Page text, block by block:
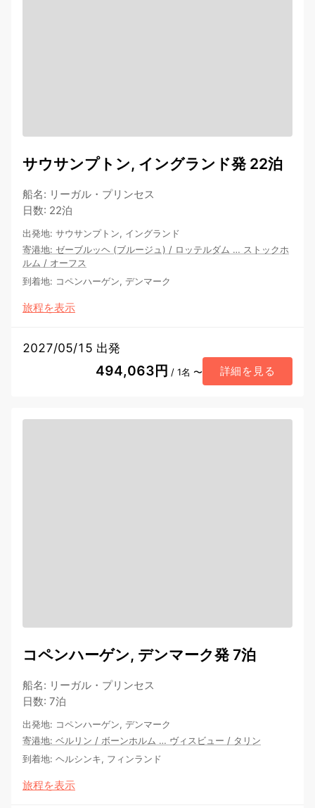
サウサンプトン, イングランド発 22泊
船名: リーガル・プリンセス
日数: 22泊
出発地: サウサンプトン, イングランド
寄港地: ゼーブルッヘ (ブルージュ) / ロッテルダム … ストックホ
ルム / オーフス
到着地: コペンハーゲン, デンマーク
旅程を表示
2027/05/15 出発
494,063円 / 1名 〜 詳細を見る
コペンハーゲン, デンマーク発 7泊
船名: リーガル・プリンセス
日数: 7泊
出発地: コペンハーゲン, デンマーク
寄港地: ベルリン / ボーンホルム … ヴィスビュー / タリン
到着地: ヘルシンキ, フィンランド
旅程を表示